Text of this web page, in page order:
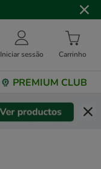
Iniciar sessão Carrinho
PREMIUM CLUB